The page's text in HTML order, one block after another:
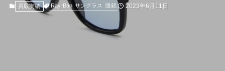
買取実績 Ray-Ban サングラス 眼鏡 2023年6月11日